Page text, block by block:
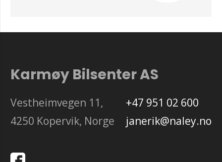
Karmøy Bilsenter AS
Vestheimvegen 11,
4250 Kopervik, Norge
+47 951 02 600
janerik@naley.no